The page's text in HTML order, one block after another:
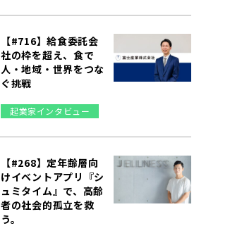
【#716】給食委託会
社の枠を超え、食で
人・地域・世界をつな
ぐ挑戦
起業家インタビュー
【#268】定年齢層向
けイベントアプリ『シ
ュミタイム』で、高齢
者の社会的孤立を救
う。